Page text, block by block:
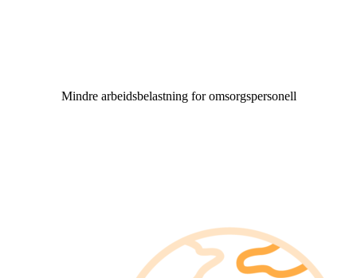
Mindre arbeidsbelastning for omsorgspersonell